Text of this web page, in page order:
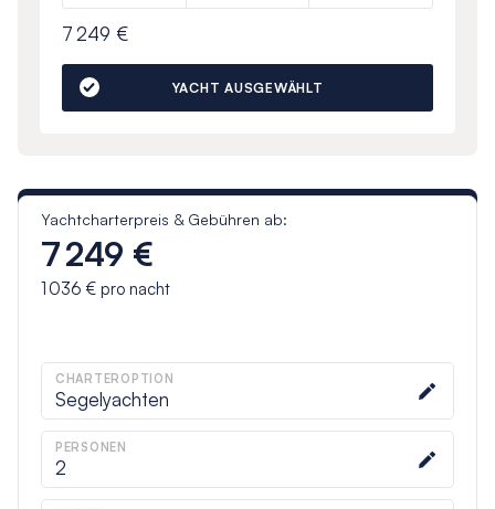
7 249 €
YACHT AUSGEWÄHLT
Yachtcharterpreis & Gebühren ab:
7 249 €
1 036 €pro nacht
CHARTEROPTION
Segelyachten
PERSONEN
2